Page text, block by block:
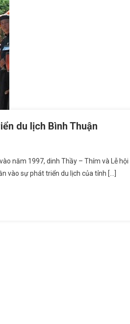
du lịch Bình Thuận
năm 1997, dinh Thầy – Thím và Lễ hội
vào sự phát triển du lịch của tỉnh […]